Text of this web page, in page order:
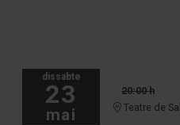
dissabte
23
mai
20:00 h
Teatre de